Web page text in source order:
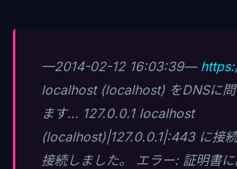
—2014-02-12 16:03:39—
localhost (localhost) をDNSに
ます… 127.0.0.1 localhost
(localhost)|127.0.0.1|:443 に接
接続しました。 エラー: 証明書